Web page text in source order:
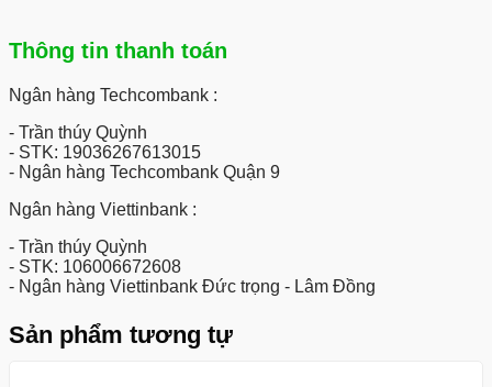
Thông tin thanh toán
Ngân hàng Techcombank :
- Trần thúy Quỳnh
- STK: 19036267613015
- Ngân hàng Techcombank Quận 9
Ngân hàng Viettinbank :
- Trần thúy Quỳnh
- STK: 106006672608
- Ngân hàng Viettinbank Đức trọng - Lâm Đồng
Sản phẩm tương tự